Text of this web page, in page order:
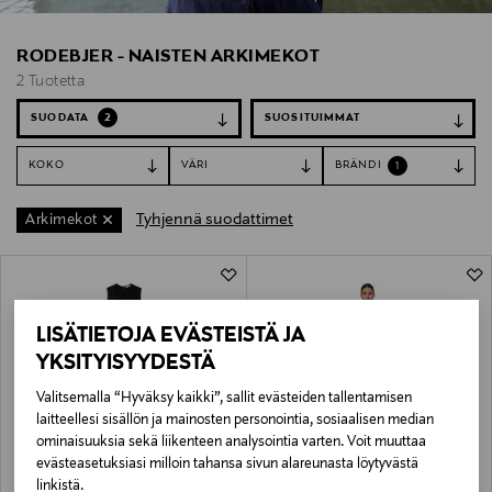
LISÄTIETOJA EVÄSTEISTÄ JA
YKSITYISYYDESTÄ
Valitsemalla “Hyväksy kaikki”, sallit evästeiden tallentamisen
laitteellesi sisällön ja mainosten personointia, sosiaalisen median
ominaisuuksia sekä liikenteen analysointia varten. Voit muuttaa
evästeasetuksiasi milloin tahansa sivun alareunasta löytyvästä
linkistä.
RODEBJER - NAISTEN ARKIMEKOT
2 Tuotetta
SUODATA 2
KOKO VÄRI BRÄNDI 1
Arkimekot Tyhjennä suodattimet
ALE –41%
RODEBJER
ETUKUPONKITUOTE